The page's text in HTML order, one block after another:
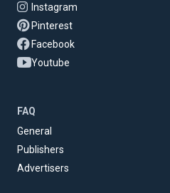
Instagram
Pinterest
Facebook
Youtube
FAQ
General
Publishers
Advertisers